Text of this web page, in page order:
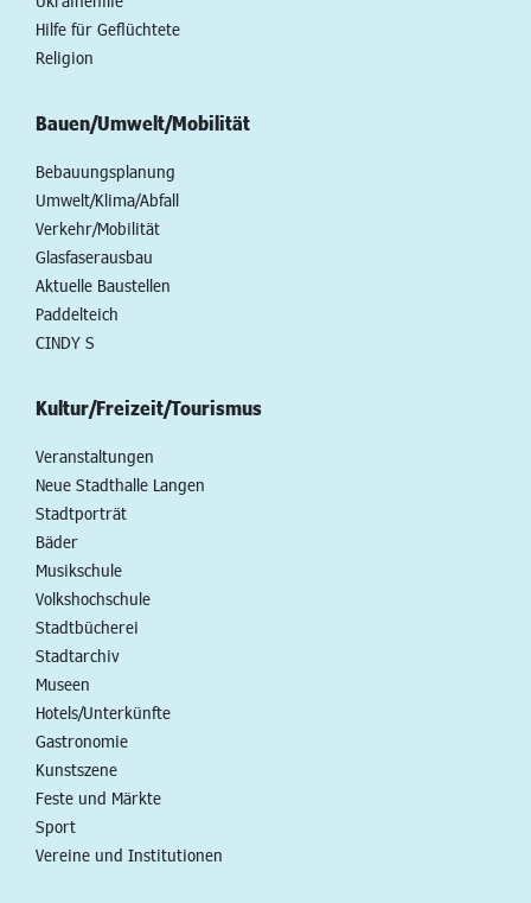
Hilfe für Geflüchtete
Religion
Bauen/Umwelt/Mobilität
Bebauungsplanung
Umwelt/Klima/Abfall
Verkehr/Mobilität
Glasfaserausbau
Aktuelle Baustellen
Paddelteich
CINDY S
Kultur/Freizeit/Tourismus
Veranstaltungen
Neue Stadthalle Langen
Stadtporträt
Bäder
Musikschule
Volkshochschule
Stadtbücherei
Stadtarchiv
Museen
Hotels/Unterkünfte
Gastronomie
Kunstszene
Feste und Märkte
Sport
Vereine und Institutionen